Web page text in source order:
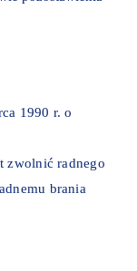
1990 r. o
zwolnić radnego
brania